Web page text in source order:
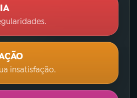
insatisfação.